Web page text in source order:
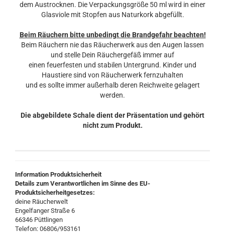
dem Austrocknen. Die Verpackungsgröße 50 ml wird in einer
Glasviole mit Stopfen aus Naturkork abgefüllt.
Beim Räuchern bitte unbedingt die Brandgefahr beachten!
Beim Räuchern nie das Räucherwerk aus den Augen lassen
und stelle Dein Räuchergefäß immer auf
einen feuerfesten und stabilen Untergrund. Kinder und
Haustiere sind von Räucherwerk fernzuhalten
und es sollte immer außerhalb deren Reichweite gelagert
werden.
Die abgebildete Schale dient der Präsentation und gehört
nicht zum Produkt.
Information Produktsicherheit
Details zum Verantwortlichen im Sinne des EU-
Produktsicherheitgesetzes:
deine Räucherwelt
Engelfanger Straße 6
66346 Püttlingen
Telefon: 06806/953161